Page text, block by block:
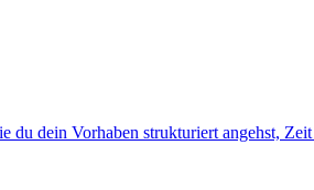
du dein Vorhaben strukturiert angehst,